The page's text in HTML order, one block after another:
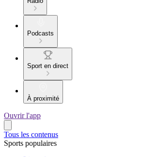
Podcasts
Sport en direct
À proximité
Ouvrir l'app
Tous les contenus
Sports populaires